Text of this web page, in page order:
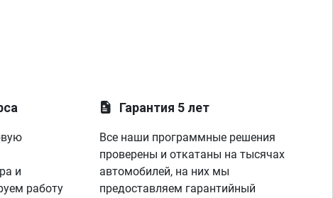
и
работу
Гарантия 5 лет
Все наши программные решения
проверены и откатаны на тысячах
автомобилей, на них мы
предоставляем гарантийный